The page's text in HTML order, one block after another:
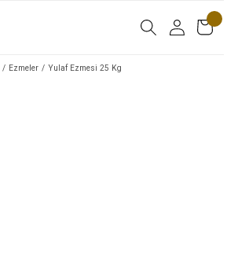
Ezmeler Yulaf Ezmesi 25 Kg